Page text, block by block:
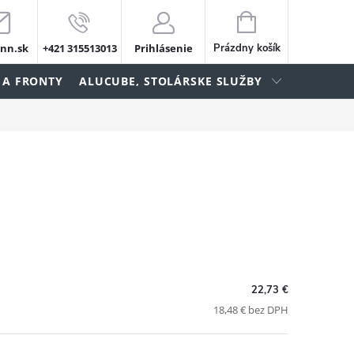
+421 315513013 Prihlásenie
NÁKUPNÝ
KOŠÍK
Prázdny košík
FRONTY ALUCUBE, STOLÁRSKE SLUŽBY
22,73 €
18,48 € bez DPH